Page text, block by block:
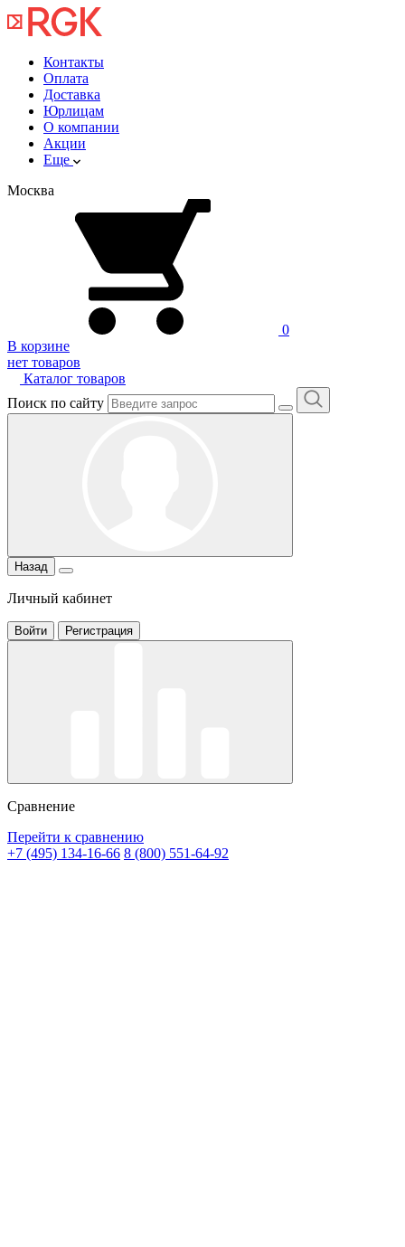
Контакты
Оплата
Доставка
Юрлицам
О компании
Акции
Еще
Москва
0
В корзине
нет товаров
Каталог товаров
Поиск по сайту
Назад
Личный кабинет
Войти Регистрация
Сравнение
Перейти к сравнению
+7 (495) 134-16-66 8 (800) 551-64-92